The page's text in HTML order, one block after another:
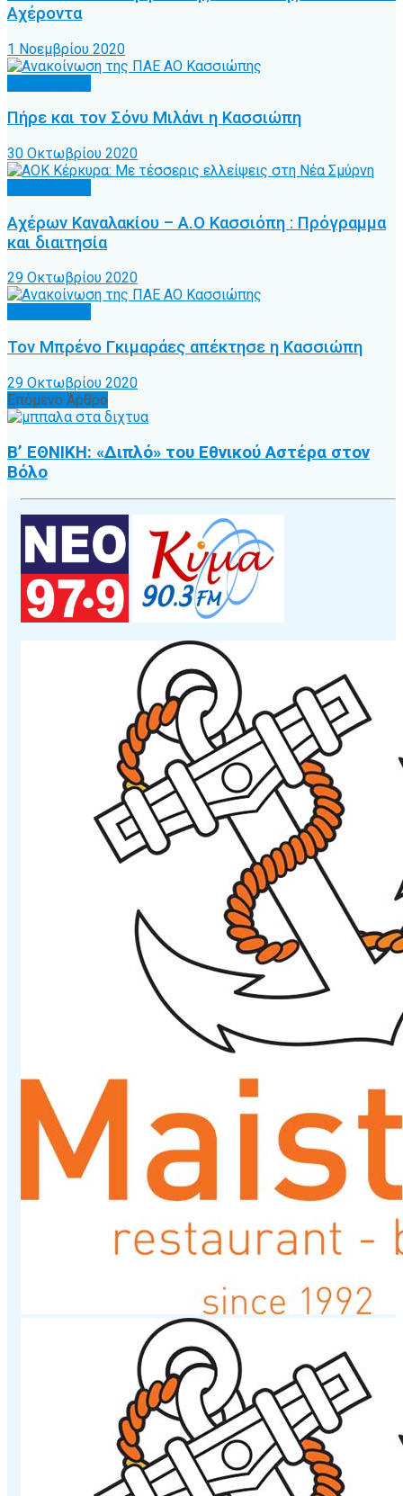
Αχέροντα
1 Νοεμβρίου 2020
Πήρε και τον Σόνυ Μιλάνι η Κασσιώπη
30 Οκτωβρίου 2020
Αχέρων Καναλακίου – Α.Ο Κασσιόπη : Πρόγραμμα
και διαιτησία
29 Οκτωβρίου 2020
Τον Μπρένο Γκιμαράες απέκτησε η Κασσιώπη
29 Οκτωβρίου 2020
Επόμενο Άρθρο
Β’ ΕΘΝΙΚΗ: «Διπλό» του Εθνικού Αστέρα στον
Βόλο